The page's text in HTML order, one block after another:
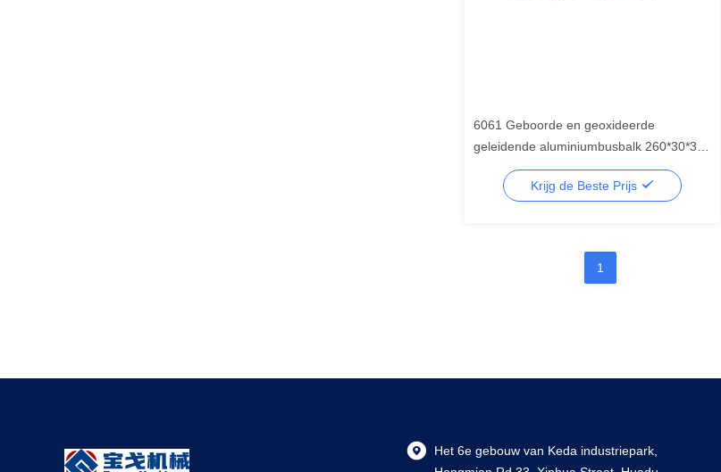
6061 Geboorde en geoxideerde
geleidende aluminiumbusbalk 260*30*3
mm voor op maat gemaakte behoeften
Krijg de Beste Prijs
1
Het 6e gebouw van Keda industriepark,